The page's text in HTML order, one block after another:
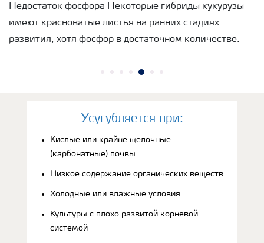
Недостаток фосфора Некоторые гибриды кукурузы
имеют красноватые листья на ранних стадиях
развития, хотя фосфор в достаточном количестве.
Усугубляется при:
Кислые или крайне щелочные
(карбонатные) почвы
Низкое содержание органических веществ
Холодные или влажные условия
Культуры с плохо развитой корневой
системой